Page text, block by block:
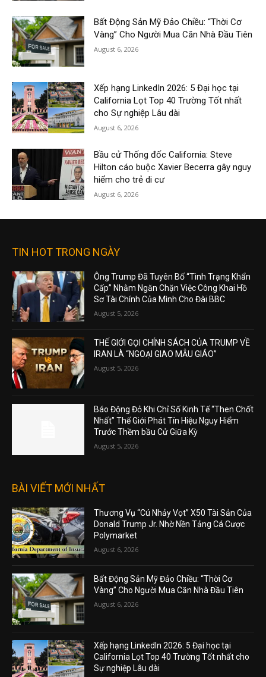
Bất Động Sản Mỹ Đảo Chiều: “Thời Cơ
Vàng” Cho Người Mua Căn Nhà Đầu Tiên
August 6, 2026
Xếp hạng LinkedIn 2026: 5 Đại học tại
California Lọt Top 40 Trường Tốt nhất
cho Sự nghiệp Lâu dài
August 6, 2026
Bầu cử Thống đốc California: Steve
Hilton cáo buộc Xavier Becerra gây nguy
hiểm cho trẻ di cư
August 6, 2026
TIN HOT TRONG NGÀY
Ông Trump Đã Tuyên Bố “Tình Trạng Khẩn
Cấp” Nhằm Ngăn Chặn Việc Công Khai Hồ
Sơ Tài Chính Của Mình Cho Đài BBC
August 5, 2026
THẾ GIỚI GỌI CHÍNH SÁCH CỦA TRUMP VỀ
IRAN LÀ “NGOẠI GIAO MẪU GIÁO”
August 5, 2026
Báo Động Đỏ Khi Chỉ Số Kinh Tế “Then Chốt
Nhất” Thế Giới Phát Tín Hiệu Nguy Hiểm
Trước Thềm bầu Cử Giữa Kỳ
August 5, 2026
BÀI VIẾT MỚI NHẤT
Thương Vụ “Cú Nhảy Vọt” X50 Tài Sản Của
Donald Trump Jr. Nhờ Nền Tảng Cá Cược
Polymarket
August 6, 2026
Bất Động Sản Mỹ Đảo Chiều: “Thời Cơ
Vàng” Cho Người Mua Căn Nhà Đầu Tiên
August 6, 2026
Xếp hạng LinkedIn 2026: 5 Đại học tại
California Lọt Top 40 Trường Tốt nhất cho
Sự nghiệp Lâu dài